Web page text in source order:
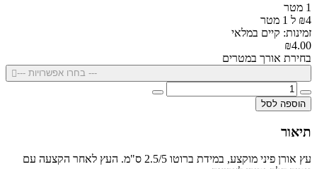
1 מטר
₪4 ל 1 מטר
זמינות: קיים במלאי
₪4.00
בחירת אורך במטרים
--- בחרו אפשרויות ---
הוספה לסל
תיאור
עץ אורן פיני מוקצע, במידת ברוטו 2.5/5 ס"מ. העץ לאחר הקצעה עם